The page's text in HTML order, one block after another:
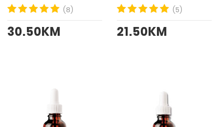
(8)
30.50KM
(5)
21.50KM